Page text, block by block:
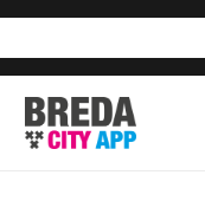
Breda
City
App